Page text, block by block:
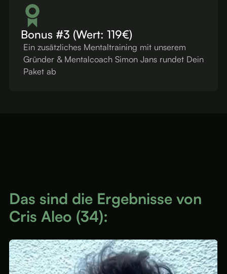
Bonus #3 (Wert: 119€)
Ein zusätzliches Mentaltraining mit unserem
Gründer & Mentalcoach Simon Jans rundet Dein
Paket ab
Das sind die Ergebnisse von
Cris Aleo (34):